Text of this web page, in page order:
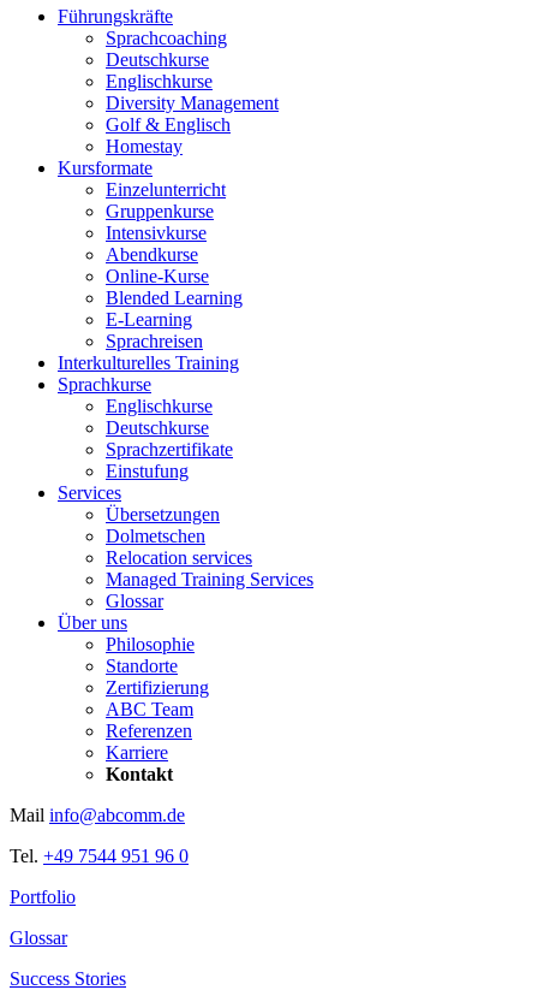
Führungskräfte
Sprachcoaching
Deutschkurse
Englischkurse
Diversity Management
Golf & Englisch
Homestay
Kursformate
Einzelunterricht
Gruppenkurse
Intensivkurse
Abendkurse
Online-Kurse
Blended Learning
E-Learning
Sprachreisen
Interkulturelles Training
Sprachkurse
Englischkurse
Deutschkurse
Sprachzertifikate
Einstufung
Services
Übersetzungen
Dolmetschen
Relocation services
Managed Training Services
Glossar
Über uns
Philosophie
Standorte
Zertifizierung
ABC Team
Referenzen
Karriere
Kontakt
Mail info@abcomm.de
Tel. +49 7544 951 96 0
Portfolio
Glossar
Success Stories